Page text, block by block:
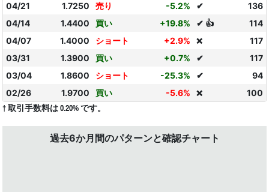
04/21
1.7250 売り -5.2% ✔
136
04/14
1.4400 買い +19.8% ✔ 👍
114
04/07
1.4000 ショート +2.9% ❌
117
03/31
1.3900 買い +0.7% ✔
117
03/04
1.8600 ショート -25.3% ✔
94
02/26
1.9700 買い -5.6% ❌ 100
† 取引手数料は 0.20% です。
過去6か月間のパターンと確認チャート